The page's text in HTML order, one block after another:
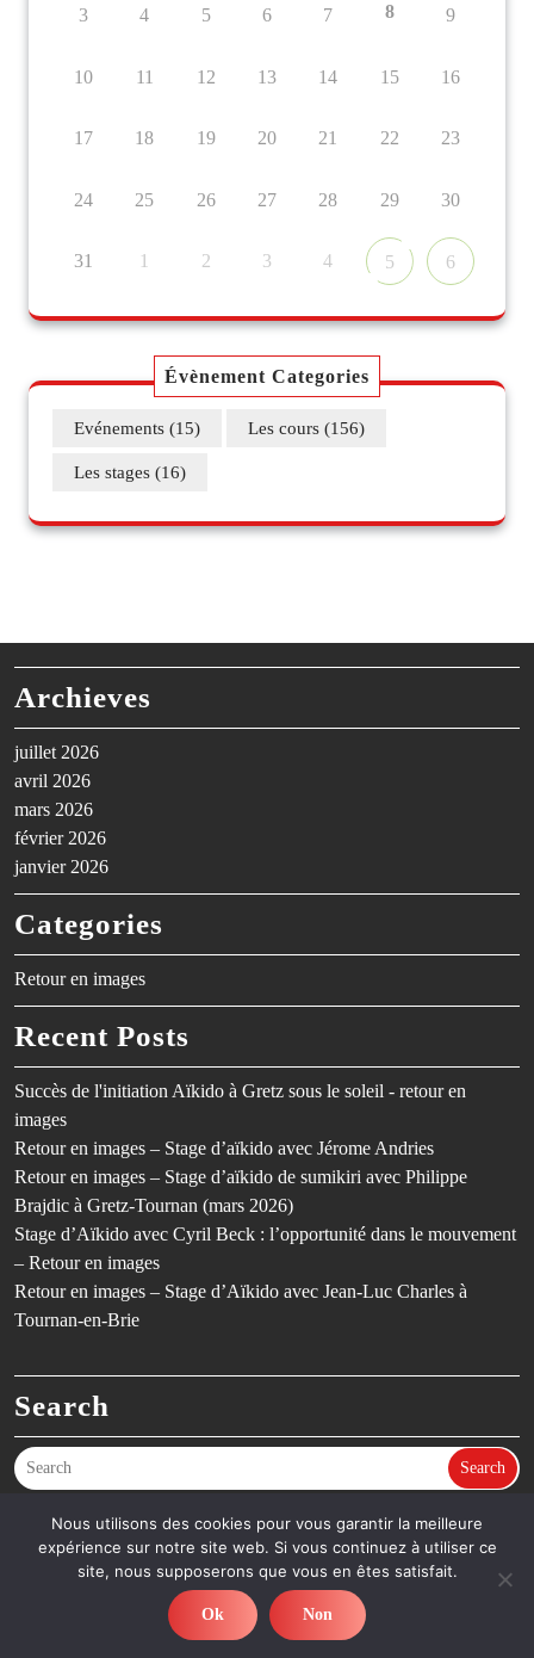
3 4 5 6 7 8 9
10 11 12 13 14 15 16
17 18 19 20 21 22 23
24 25 26 27 28 29 30
31 1 2 3 4 5 6
Évènement Categories
Evénements (15) Les cours (156)
Les stages (16)
Archieves
juillet 2026
avril 2026
mars 2026
février 2026
janvier 2026
Categories
Retour en images
Recent Posts
Succès de l'initiation Aïkido à Gretz sous le soleil - retour en
images
Retour en images – Stage d’aïkido avec Jérome Andries
Retour en images – Stage d’aïkido de sumikiri avec Philippe
Brajdic à Gretz-Tournan (mars 2026)
Stage d’Aïkido avec Cyril Beck : l’opportunité dans le mouvement
– Retour en images
Retour en images – Stage d’Aïkido avec Jean-Luc Charles à
Tournan-en-Brie
Search
Search
©SCGT Aïkido – Aïkido en Seine-et-Marne (77) – Dojo de Gretz-
Armainvilliers & Tournan-en-Brie - Thème FitnessBy Ovation
Themes
Nous utilisons des cookies pour vous garantir la meilleure
expérience sur notre site web. Si vous continuez à utiliser ce
site, nous supposerons que vous en êtes satisfait.
Ok Non